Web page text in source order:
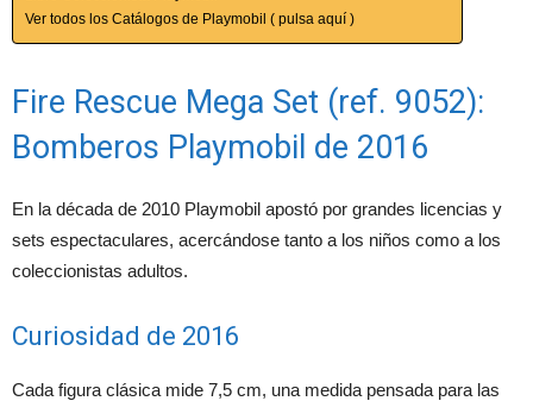
Ver todos los Catálogos de Playmobil ( pulsa aquí )
Fire Rescue Mega Set (ref. 9052):
Bomberos Playmobil de 2016
En la década de 2010 Playmobil apostó por grandes licencias y
sets espectaculares, acercándose tanto a los niños como a los
coleccionistas adultos.
Curiosidad de 2016
Cada figura clásica mide 7,5 cm, una medida pensada para las